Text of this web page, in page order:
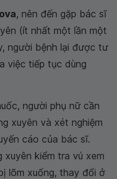
, nên đến gặp bác sĩ
(ít nhất một lần một
người bệnh lại được tư
việc tiếp tục dùng
người phụ nữ cần
xuyên và xét nghiệm
cáo của bác sĩ.
kiểm tra vú xem
lõm xuống, thay đổi ở